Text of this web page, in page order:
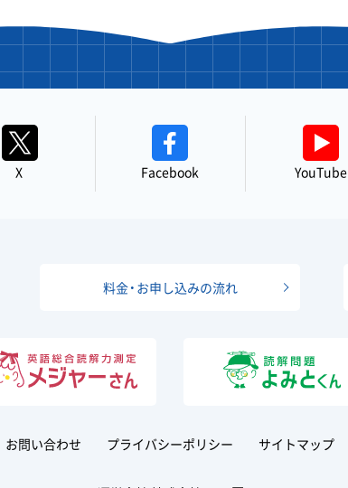
X Facebook YouTube
料金・お申し込みの流れ
お問い合わせ プライバシーポリシー サイトマップ